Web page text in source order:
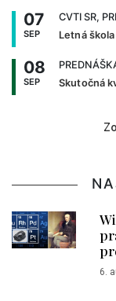
07
SEP
CVTI SR,
Letná
08
SEP
Skutočná
6.